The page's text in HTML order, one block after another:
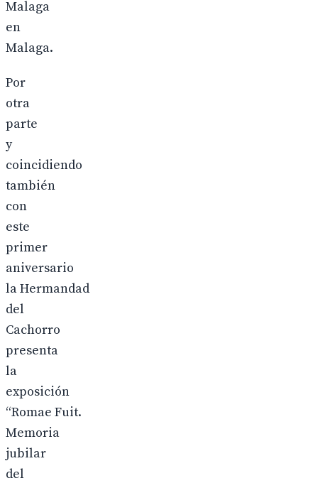
Malaga
en
Malaga.
Por
otra
parte
y
coincidiendo
también
con
este
primer
aniversario
la Hermandad
del
Cachorro
presenta
la
exposición
“Romae Fuit.
Memoria
jubilar
del